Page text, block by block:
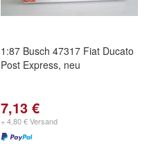
1:87 Busch 47317 Fiat Ducato
Post Express, neu
7,13 €
+ 4,80 € Versand